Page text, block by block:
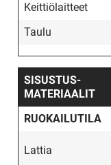
Keittiölaitteet
Taulu
SISUSTUS­
MATERIAALIT
RUOKAILUTILA
Lattia